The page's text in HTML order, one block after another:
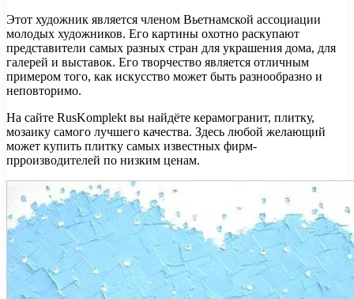
Этот художник является членом Вьетнамской ассоциации
молодых художников. Его картины охотно раскупают
представители самых разных стран для украшения дома, для
галерей и выставок. Его творчество является отличным
примером того, как искусство может быть разнообразно и
неповторимо.
На сайте RusKomplekt вы найдёте керамогранит, плитку,
мозаику самого лучшего качества. Здесь любой желающий
может купить плитку самых известных фирм-
прроизводителей по низким ценам.